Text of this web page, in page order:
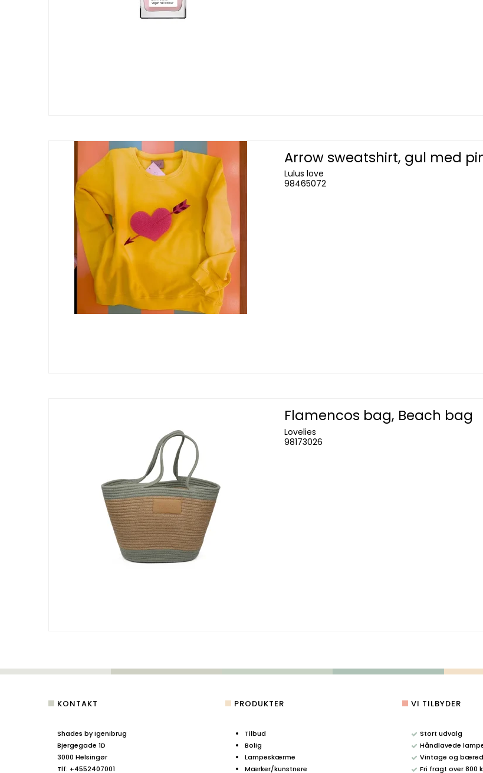
Arrow sweatshirt, gul med
Lulus love
98465072
Flamencos bag, Beach bag
Lovelies
98173026
KONTAKT
Shades by IgenIbrug
Bjergegade 1D
3000 Helsingør
Tlf: +4552407001
PRODUKTER
Tilbud
Bolig
Lampeskærme
Mærker/kunstnere
VI TILBYDER
Stort udvalg
Håndlavede
Vintage og
Fri fragt over 800